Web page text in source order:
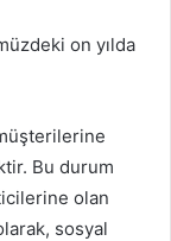
on yılda
Bu durum
olan
sosyal